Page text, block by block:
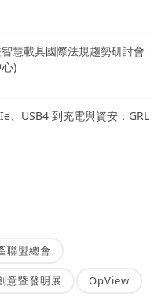
慧載具國際法規趨勢研討會
)
、USB4 到充電與資安：GRL
聯盟總會
意暨發明展 OpView